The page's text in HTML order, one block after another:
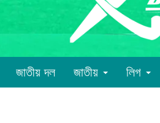
জাতীয় দল জাতীয় লিগ